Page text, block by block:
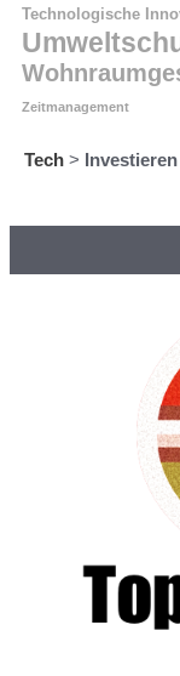
Technologische
Zeitmanagement
Tech >